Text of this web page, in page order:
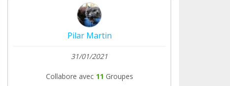
Pilar Martin
31/01/2021
Collabore avec11 Groupes